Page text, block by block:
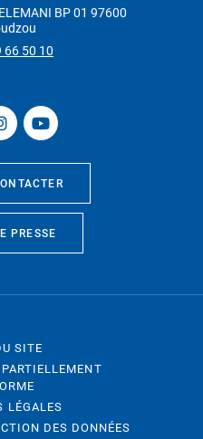
BP 01 97600
66 50 10
PRESSE
SITE
LÉGALES
DES DONNÉES